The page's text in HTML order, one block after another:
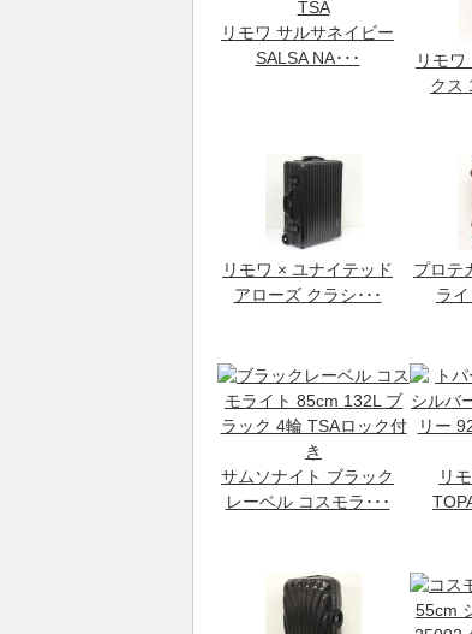
リモワ サルサネイビー
SALSA NA･･･
リモ
クス
リモワ × ユナイテッド
アローズ クラシ･･･
プロテ
ラ
サムソナイト ブラック
レーベル コスモラ･･･
リ